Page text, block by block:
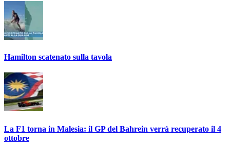
Hamilton scatenato sulla tavola
La F1 torna in Malesia: il GP del Bahrein verrà recuperato il 4
ottobre